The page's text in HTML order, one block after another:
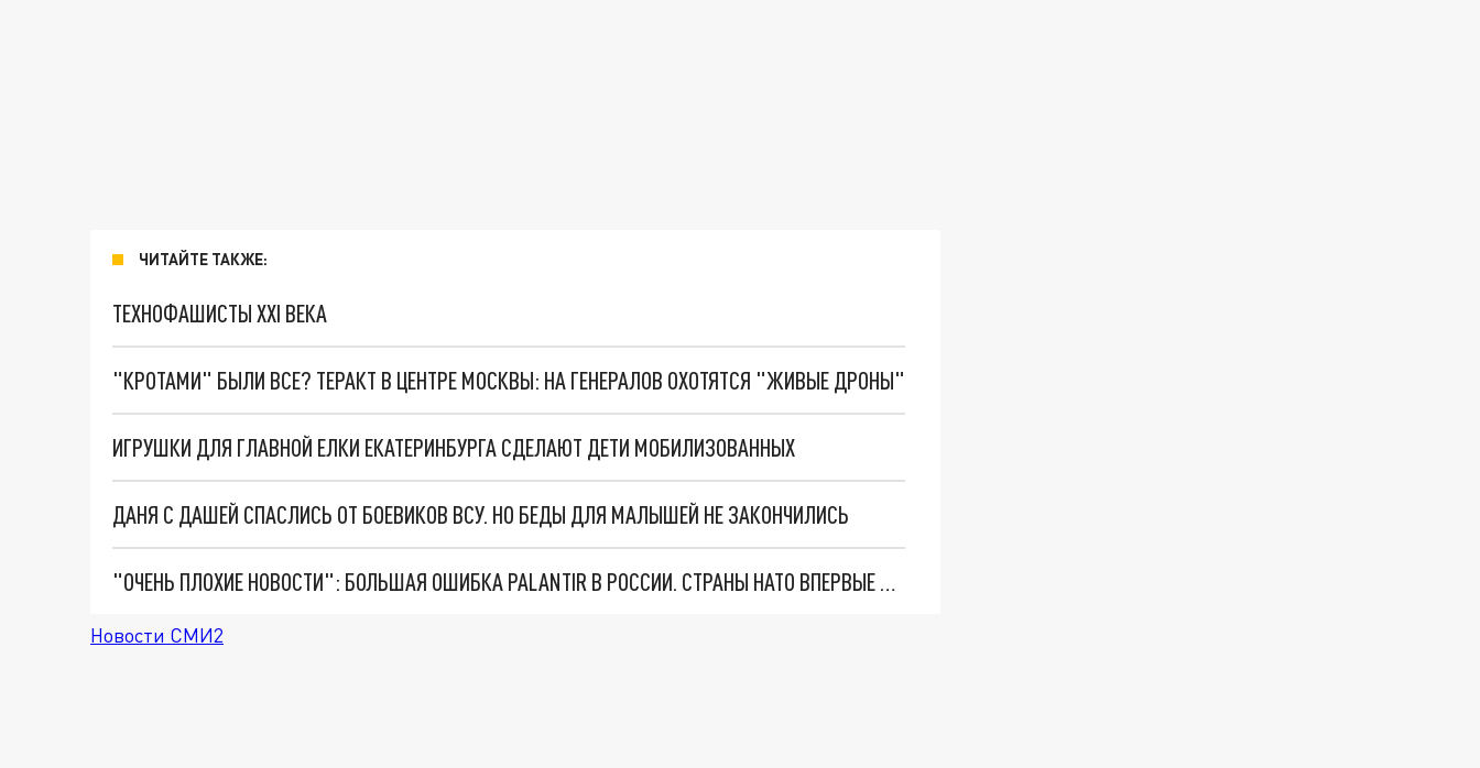
ЧИТАЙТЕ ТАКЖЕ:
ТЕХНОФАШИСТЫ XXI ВЕКА
"КРОТАМИ" БЫЛИ ВСЕ? ТЕРАКТ В ЦЕНТРЕ МОСКВЫ: НА ГЕНЕРАЛОВ ОХОТЯТСЯ "ЖИВЫЕ ДРОНЫ"
ИГРУШКИ ДЛЯ ГЛАВНОЙ ЕЛКИ ЕКАТЕРИНБУРГА СДЕЛАЮТ ДЕТИ МОБИЛИЗОВАННЫХ
ДАНЯ С ДАШЕЙ СПАСЛИСЬ ОТ БОЕВИКОВ ВСУ. НО БЕДЫ ДЛЯ МАЛЫШЕЙ НЕ ЗАКОНЧИЛИСЬ
"ОЧЕНЬ ПЛОХИЕ НОВОСТИ": БОЛЬШАЯ ОШИБКА PALANTIR В РОССИИ. СТРАНЫ НАТО ВПЕРВЫЕ ЗА СВО ОСТАНОВИЛИ ПОСТАВКИ ОРУЖИЯ. ВСУ ТЕРЯЮТ ПРИГРАНИЧЬЕ?
Новости СМИ2